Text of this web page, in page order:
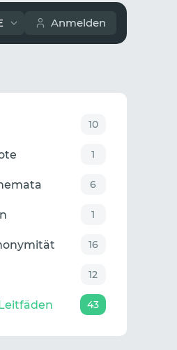
Anmelden
10
1
6
1
16
12
43